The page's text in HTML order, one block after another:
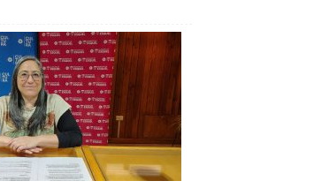
Municipal
celebra
sus
90
años
con
un
Conversatorio